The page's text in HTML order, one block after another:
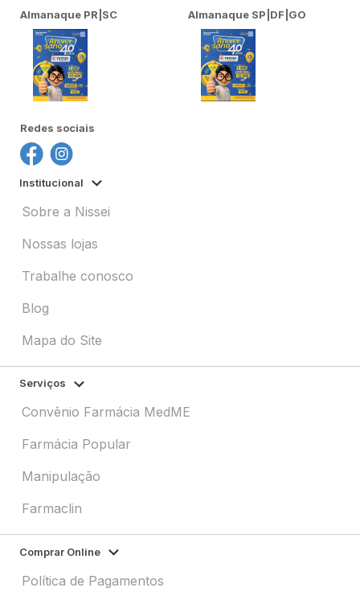
Almanaque PR|SC Almanaque SP|DF|GO
Redes sociais
Institucional
Sobre a Nissei
Nossas lojas
Trabalhe conosco
Blog
Mapa do Site
Serviços
Convênio Farmácia MedME
Farmácia Popular
Manipulação
Farmaclin
Comprar Online
Política de Pagamentos